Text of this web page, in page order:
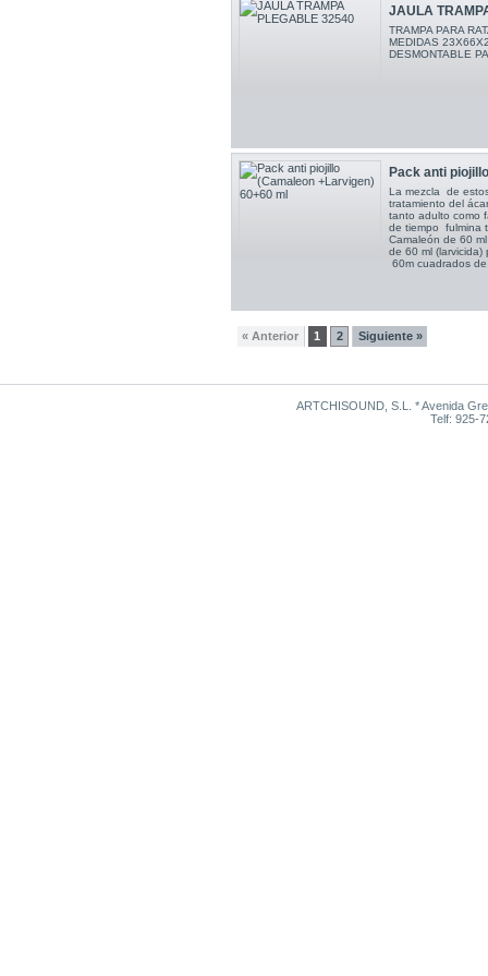
JAULA
TRAMPA PARA
MEDIDAS
DESMONTABLE
Pack anti
La mezcla de
tratamiento del
tanto adulto como
de tiempo fulmina
Camaleón de 60
de 60 ml
60m cuadrados
« Anterior 1 2 Siguiente »
ARTCHISOUND, S.L. * Avenida
Telf: 925-